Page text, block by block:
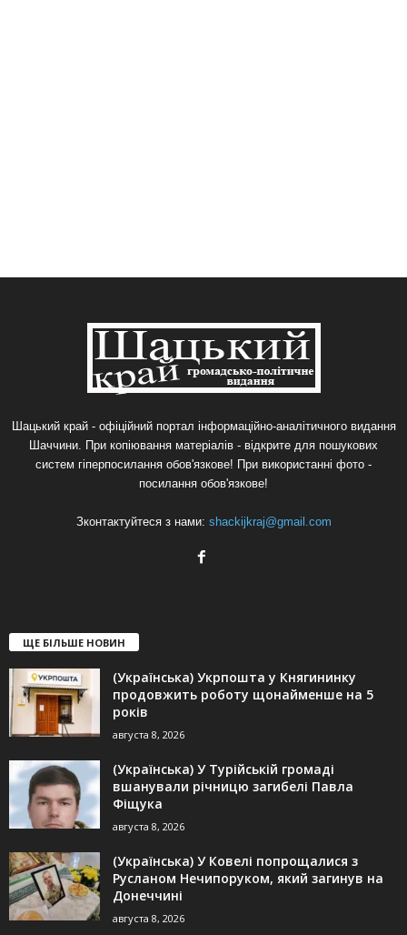
Шацький край - офіційний портал інформаційно-аналітичного видання
Шаччини. При копіювання матеріалів - відкрите для пошукових
систем гіперпосилання обов'язкове! При використанні фото -
посилання обов'язкове!
Зконтактуйтеся з нами: shackijkraj@gmail.com
ЩЕ БІЛЬШЕ НОВИН
(Українська) Укрпошта у Княгининку
продовжить роботу щонайменше на 5
років
августа 8, 2026
(Українська) У Турійській громаді
вшанували річницю загибелі Павла
Фіщука
августа 8, 2026
(Українська) У Ковелі попрощалися з
Русланом Нечипоруком, який загинув на
Донеччині
августа 8, 2026